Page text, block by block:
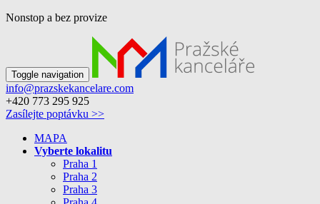
Nonstop a bez provize
Toggle navigation
info@prazskekancelare.com
+420 773 295 925
Zasílejte poptávku >>
MAPA
Vyberte lokalitu
Praha 1
Praha 2
Praha 3